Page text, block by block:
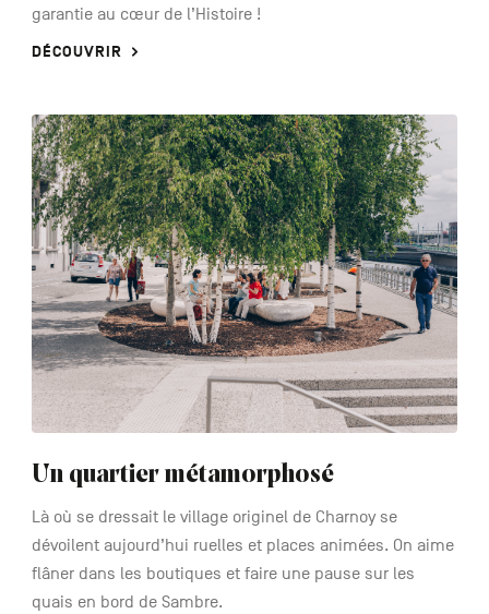
garantie au cœur de l’Histoire !
DÉCOUVRIR
Un quartier métamorphosé
Là où se dressait le village originel de Charnoy se
dévoilent aujourd’hui ruelles et places animées. On aime
flâner dans les boutiques et faire une pause sur les
quais en bord de Sambre.
See
more